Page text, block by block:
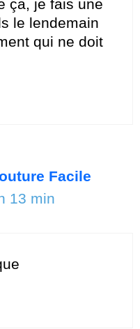
ça, je fais une
le lendemain
qui ne doit
Facile
13 min